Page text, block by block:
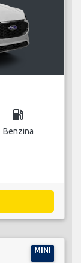
local_gas_station
Benzina
MINI